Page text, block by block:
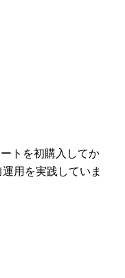
トを初購入してか
用を実践していま